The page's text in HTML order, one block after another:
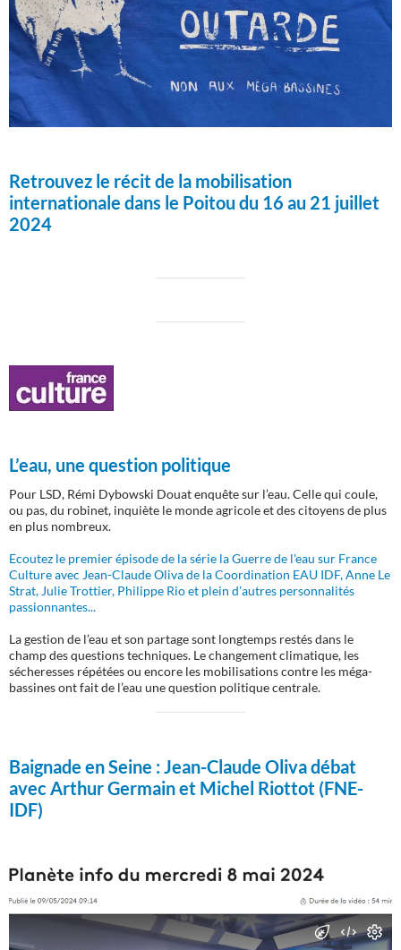
Retrouvez le récit de la mobilisation
internationale dans le Poitou du 16 au 21 juillet
2024
L’eau, une question politique
Pour LSD, Rémi Dybowski Douat enquête sur l’eau. Celle qui coule,
ou pas, du robinet, inquiète le monde agricole et des citoyens de plus
en plus nombreux.
Ecoutez le premier épisode de la série la Guerre de l'eau sur France
Culture avec Jean-Claude Oliva de la Coordination EAU IDF, Anne Le
Strat, Julie Trottier, Philippe Rio et plein d'autres personnalités
passionnantes...
La gestion de l’eau et son partage sont longtemps restés dans le
champ des questions techniques. Le changement climatique, les
sécheresses répétées ou encore les mobilisations contre les méga-
bassines ont fait de l’eau une question politique centrale.
Baignade en Seine : Jean-Claude Oliva débat
avec Arthur Germain et Michel Riottot (FNE-
IDF)